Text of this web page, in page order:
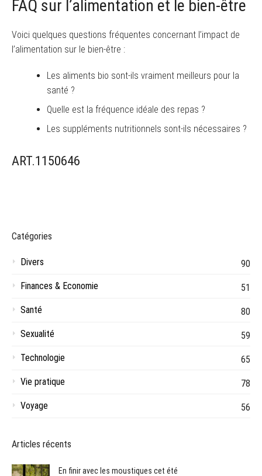
FAQ sur l’alimentation et le bien-être
Voici quelques questions fréquentes concernant l’impact de
l’alimentation sur le bien-être :
Les aliments bio sont-ils vraiment meilleurs pour la
santé ?
Quelle est la fréquence idéale des repas ?
Les suppléments nutritionnels sont-ils nécessaires ?
ART.1150646
Catégories
Divers
90
Finances & Economie
51
Santé
80
Sexualité
59
Technologie
65
Vie pratique
78
Voyage
56
Articles récents
En finir avec les moustiques cet été